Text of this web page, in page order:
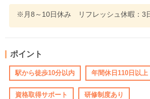
※月8～10日休み リフレッシュ休暇：3
ポイント
駅から徒歩10分以内 年間休日110日以上
資格取得サポート 研修制度あり